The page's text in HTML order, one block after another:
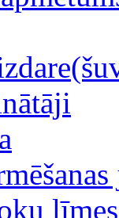
līmes